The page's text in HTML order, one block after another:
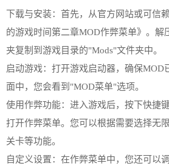
下载与安装：首先，从官方网站或可信
的游戏时间第二章MOD作弊菜单》。解
夹复制到游戏目录的"Mods"文件夹中。
启动游戏：打开游戏启动器，确保MOD
面中，您会看到"MOD菜单"选项。
使用作弊功能：进入游戏后，按下快捷
打开作弊菜单。您可以根据需要选择无
关卡等功能。
自定义设置：在作弊菜单中，您还可以